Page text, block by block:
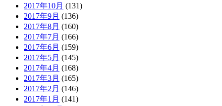
2017年10月 (131)
2017年9月 (136)
2017年8月 (160)
2017年7月 (166)
2017年6月 (159)
2017年5月 (145)
2017年4月 (168)
2017年3月 (165)
2017年2月 (146)
2017年1月 (141)